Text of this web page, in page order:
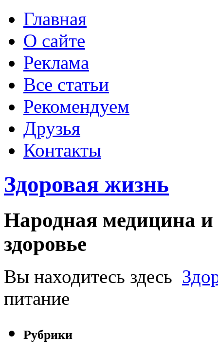
Главная
О сайте
Реклама
Все статьи
Рекомендуем
Друзья
Контакты
Здоровая жизнь
Народная медицина и
здоровье
Вы находитесь здесь
питание
Рубрики